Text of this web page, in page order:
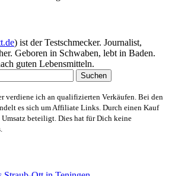
) ist der Testschmecker. Journalist,
Geboren in Schwaben, lebt in Baden.
guten Lebensmitteln.
verdiene ich an qualifizierten Verkäufen. Bei den
es sich um Affiliate Links. Durch einen Kauf
beteiligt. Dies hat für Dich keine